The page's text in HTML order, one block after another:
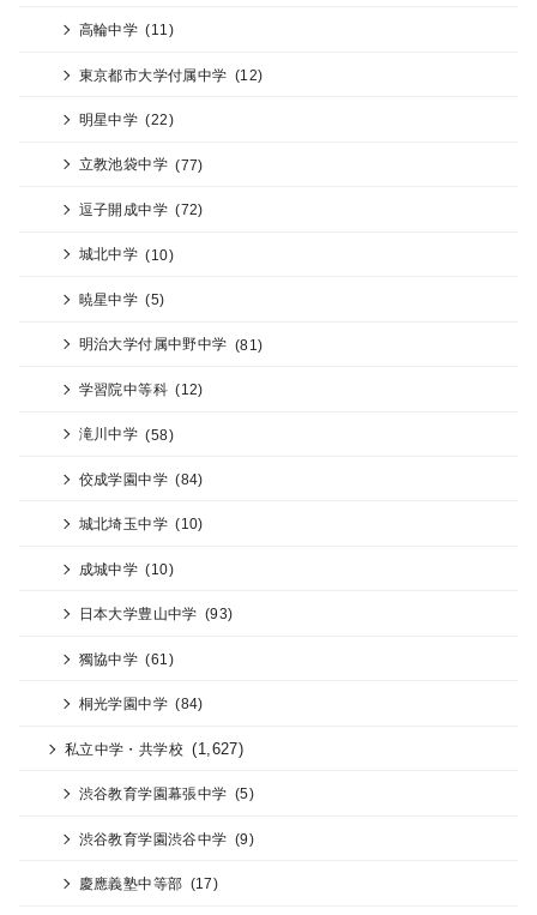
高輪中学 (11)
東京都市大学付属中学 (12)
明星中学 (22)
立教池袋中学 (77)
逗子開成中学 (72)
城北中学 (10)
暁星中学 (5)
明治大学付属中野中学 (81)
学習院中等科 (12)
滝川中学 (58)
佼成学園中学 (84)
城北埼玉中学 (10)
成城中学 (10)
日本大学豊山中学 (93)
獨協中学 (61)
桐光学園中学 (84)
私立中学・共学校 (1,627)
渋谷教育学園幕張中学 (5)
渋谷教育学園渋谷中学 (9)
慶應義塾中等部 (17)